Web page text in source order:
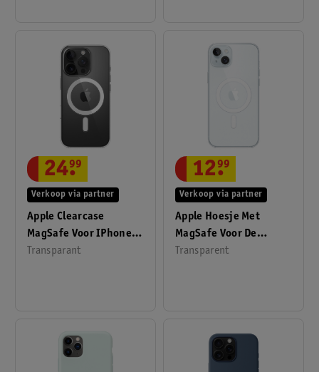
Apple Clearcase
MagSafe Voor IPhone
16 Pro
Transparant
Verkoop via partner
24.
99
Apple Hoesje Met
MagSafe Voor De
IPhone 15 Plus
Transparent
Verkoop via partner
12.
99